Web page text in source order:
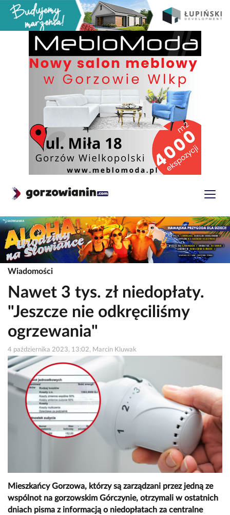
Wiadomości
Nawet 3 tys. zł niedopłaty.
"Jeszcze nie odkręciliśmy
ogrzewania"
4 października 2023, 13:02, Marcin Kluwak
Mieszkańcy Gorzowa, którzy są zarządzani przez jedną ze
wspólnot na gorzowskim Górczynie, otrzymali w ostatnich
dniach pisma z informacją o niedopłatach za centralne